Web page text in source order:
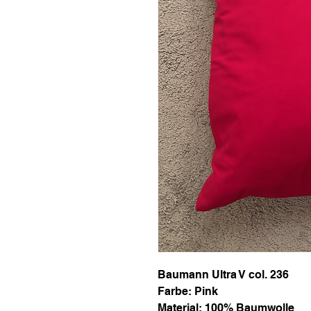
Baumann Ultra V col. 236
Farbe: Pink
Material: 100% Baumwolle